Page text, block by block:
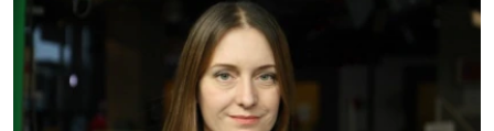
РАСПИСАНИЕ ВЕЩАНИЯ
ПОДПИШИТЕСЬ НА РАССЫЛКУ
СОЦИАЛЬНЫЕ СЕТИ